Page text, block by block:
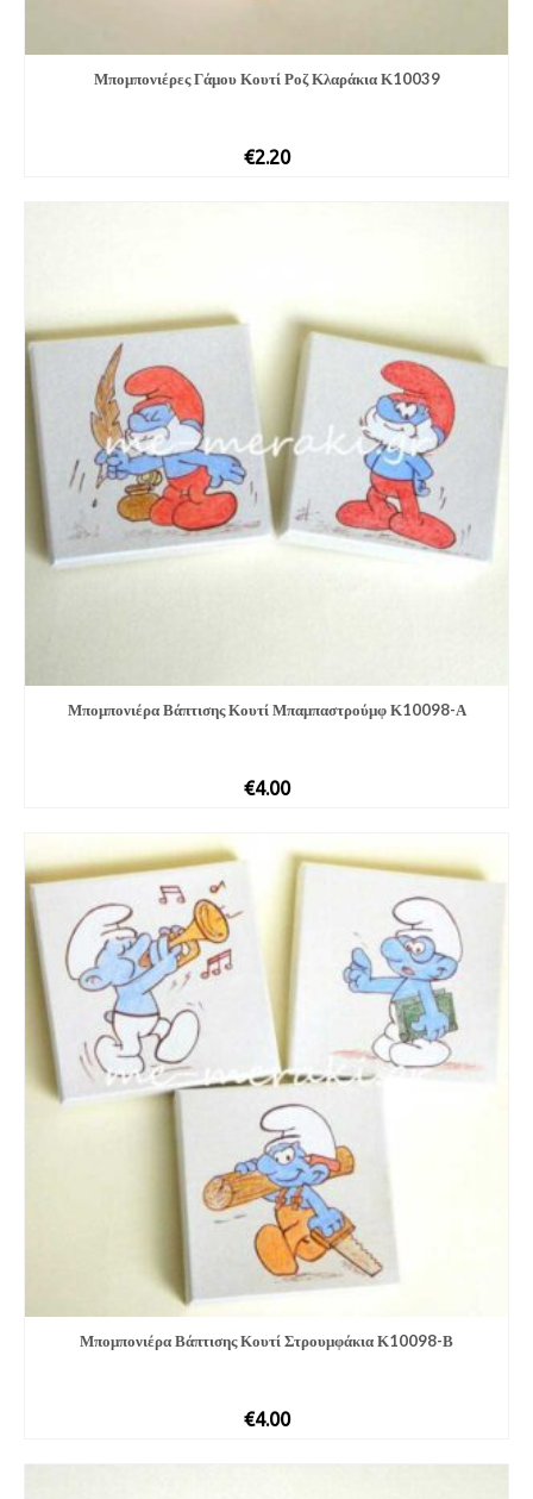
Μπομπονιέρες Γάμου Κουτί Ροζ Κλαράκια Κ10039
€2.20
Μπομπονιέ­ρα Βάπτισης Κουτί Μπαμπαστρούμφ Κ10098-Α
€4.00
Μπομπονιέ­ρα Βάπτισης Κουτί Στρουμφάκια Κ10098-Β
€4.00